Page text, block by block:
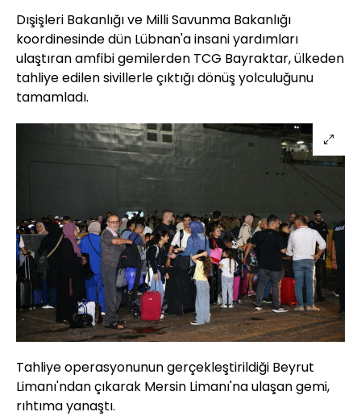
Dışişleri Bakanlığı ve Milli Savunma Bakanlığı
koordinesinde dün Lübnan'a insani yardımları
ulaştıran amfibi gemilerden TCG Bayraktar, ülkeden
tahliye edilen sivillerle çıktığı dönüş yolculuğunu
tamamladı.
Tahliye operasyonunun gerçekleştirildiği Beyrut
Limanı'ndan çıkarak Mersin Limanı'na ulaşan gemi,
rıhtıma yanaştı.